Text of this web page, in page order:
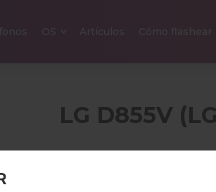
OS Artículos Cómo flashear
LG D855V